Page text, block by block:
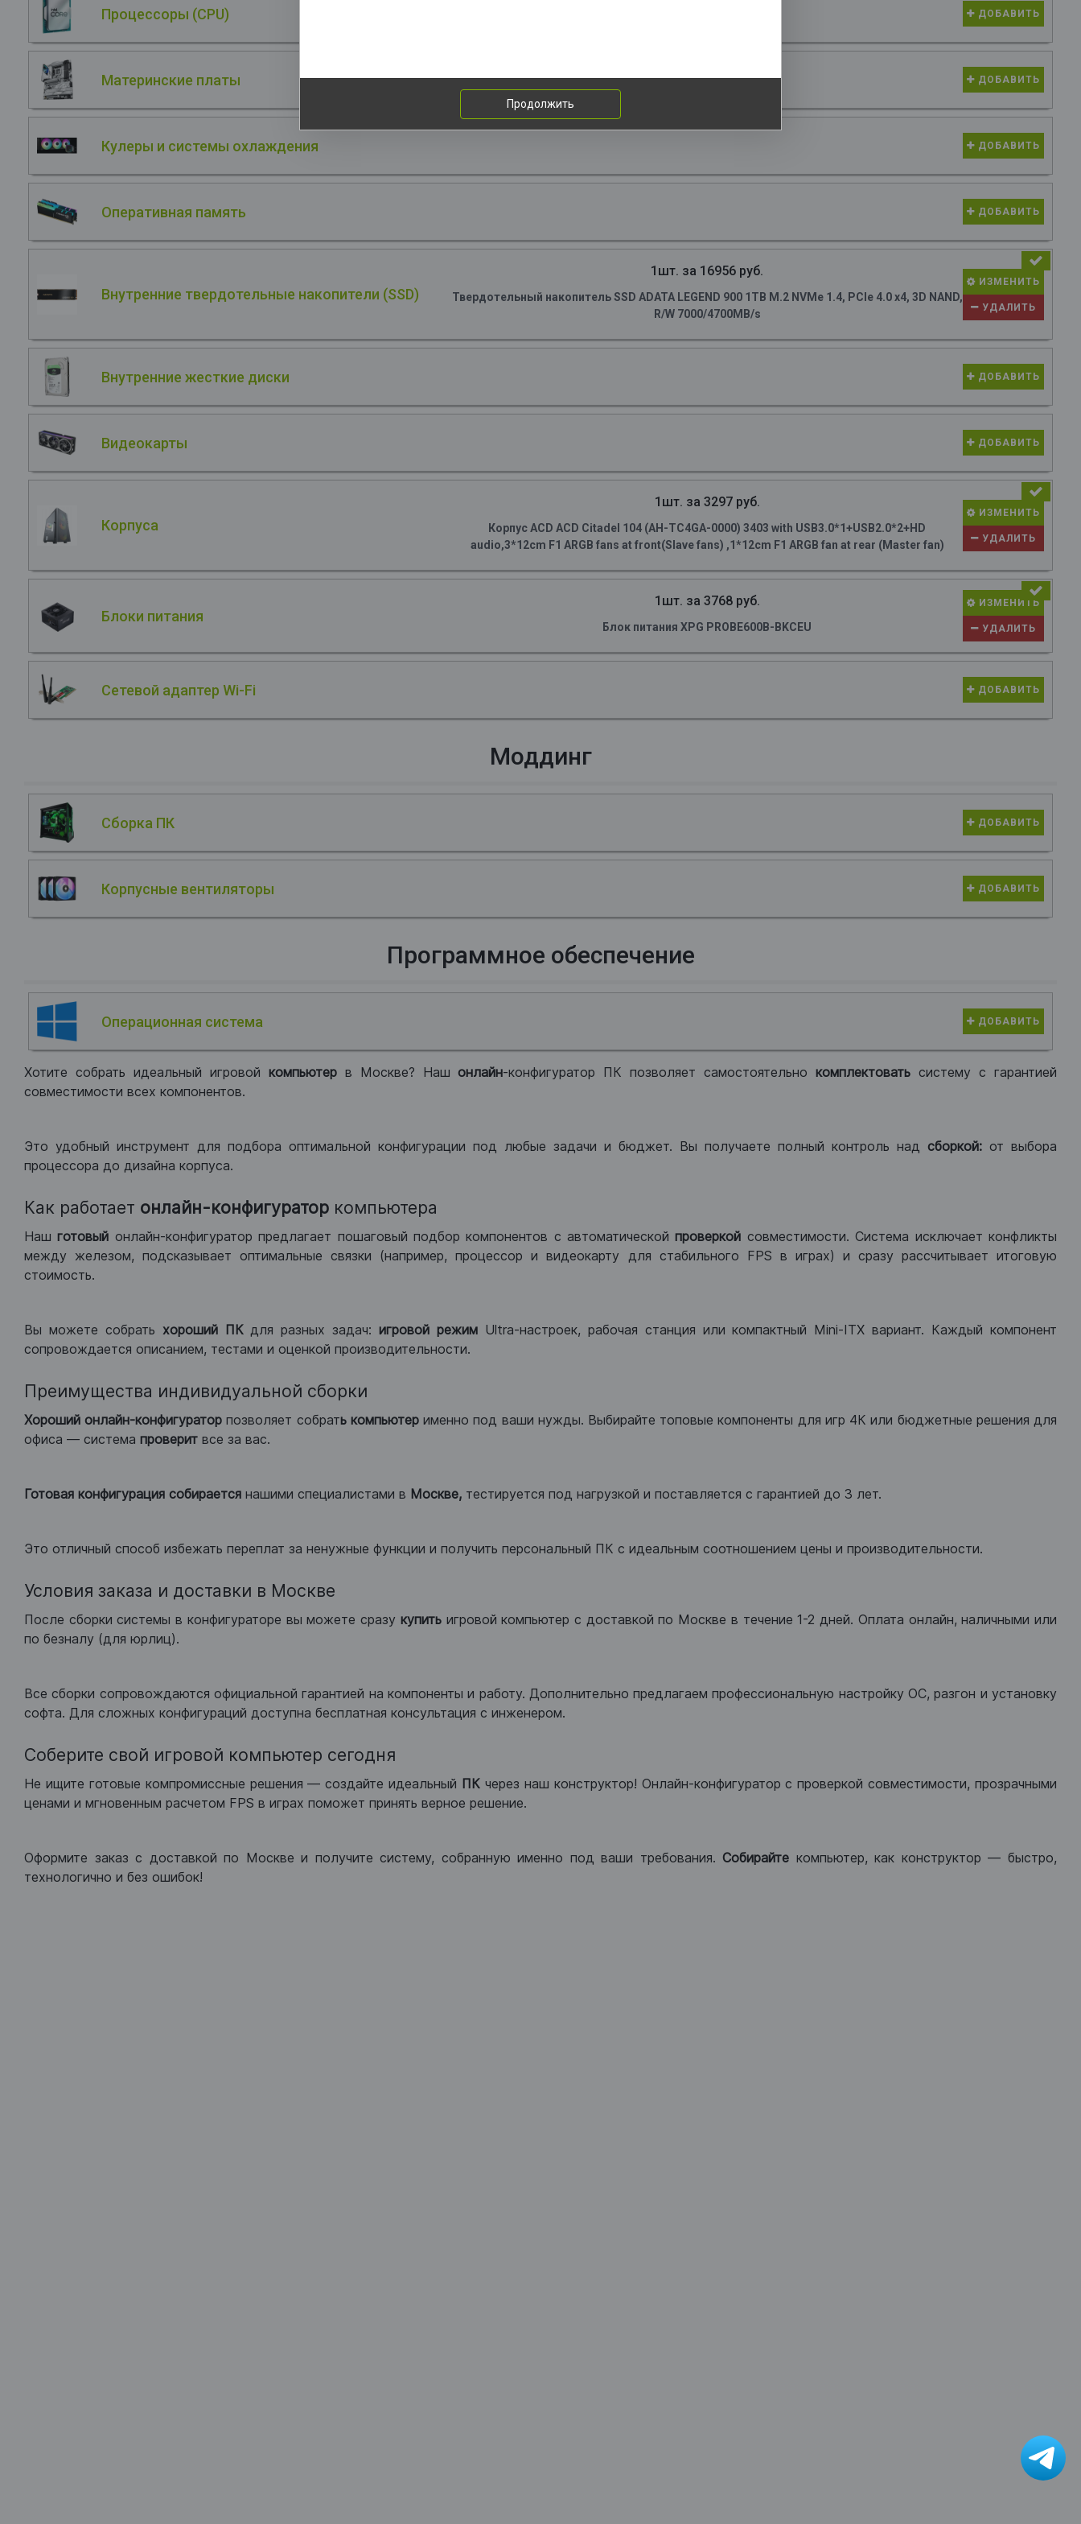
Процессоры (CPU) ДОБАВИТЬ
Материнские платы ДОБАВИТЬ
Кулеры и системы охлаждения ДОБАВИТЬ
Оперативная память ДОБАВИТЬ
Внутренние твердотельные накопители (SSD)
1шт. за 16956 руб.
Твердотельный накопитель SSD ADATA LEGEND 900 1TB M.2 NVMe 1.4, PCIe 4.0 x4, 3D NAND,
R/W 7000/4700MB/s
ИЗМЕНИТЬ
УДАЛИТЬ
Внутренние жесткие диски ДОБАВИТЬ
Видеокарты ДОБАВИТЬ
Корпуса
1шт. за 3297 руб.
Корпус ACD ACD Citadel 104 (AH-TC4GA-0000) 3403 with USB3.0*1+USB2.0*2+HD
audio,3*12cm F1 ARGB fans at front(Slave fans) ,1*12cm F1 ARGB fan at rear (Master fan)
ИЗМЕНИТЬ
УДАЛИТЬ
Блоки питания
1шт. за 3768 руб.
Блок питания XPG PROBE600B-BKCEU
ИЗМЕНИТЬ
УДАЛИТЬ
Сетевой адаптер Wi-Fi ДОБАВИТЬ
Моддинг
Сборка ПК ДОБАВИТЬ
Корпусные вентиляторы ДОБАВИТЬ
Программное обеспечение
Операционная система ДОБАВИТЬ
Хотите собрать идеальный игровой компьютер в Москве? Нашонлайн-конфигуратор ПК позволяет самостоятельно комплектоватьсистему с гарантией
совместимости всех компонентов.
Это удобный инструмент для подбора оптимальной конфигурации под любые задачи и бюджет. Вы получаете полный контроль над сборкой: от выбора
процессора до дизайна корпуса.
Как работает онлайн-конфигуратор компьютера
Нашготовый онлайн-конфигуратор предлагает пошаговый подбор компонентов с автоматическойпроверкой совместимости. Система исключает конфликты
между железом, подсказывает оптимальные связки (например, процессор и видеокарту для стабильного FPS в играх) и сразу рассчитывает итоговую
стоимость.
Вы можете собрать хороший ПКдля разных задач:игровой режим Ultra-настроек, рабочая станция или компактный Mini-ITX вариант. Каждый компонент
сопровождается описанием, тестами и оценкой производительности.
Преимущества индивидуальной сборки
Хороший онлайн-конфигуратор позволяет собрать компьютерименно под ваши нужды. Выбирайте топовые компоненты для игр 4К или бюджетные решения для
офиса — система проверит все за вас.
Готовая конфигурация собирается нашими специалистами в Москве, тестируется под нагрузкой и поставляется с гарантией до 3 лет.
Это отличный способ избежать переплат за ненужные функции и получить персональный ПК с идеальным соотношением цены и производительности.
Условия заказа и доставки в Москве
После сборки системы в конфигураторе вы можете сразу купитьигровой компьютер с доставкой по Москве в течение 1-2 дней. Оплата онлайн, наличными или
по безналу (для юрлиц).
Все сборки сопровождаются официальной гарантией на компоненты и работу. Дополнительно предлагаем профессиональную настройку ОС, разгон и установку
софта. Для сложных конфигураций доступна бесплатная консультация с инженером.
Соберите свой игровой компьютер сегодня
Не ищите готовые компромиссные решения — создайте идеальный ПК через наш конструктор! Онлайн-конфигуратор с проверкой совместимости, прозрачными
ценами и мгновенным расчетом FPS в играх поможет принять верное решение.
Оформите заказ с доставкой по Москве и получите систему, собранную именно под ваши требования.Собирайте компьютер, как конструктор — быстро,
технологично и без ошибок!
Продолжить